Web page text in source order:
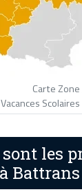
Carte Zone
Vacances
les
Battrans